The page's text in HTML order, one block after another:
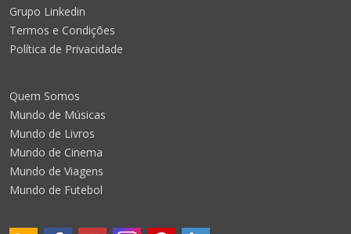
Grupo Linkedin
Termos e Condições
Política de Privacidade
Quem Somos
Mundo de Músicas
Mundo de Livros
Mundo de Cinema
Mundo de Viagens
Mundo de Futebol